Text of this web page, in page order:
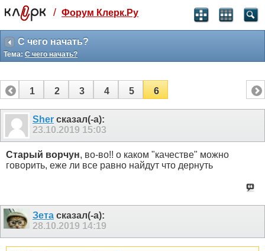
Святые угодники, Клерк без рекламы
прекрасен:)
месяц
3 месяца
259 ₽
-10%
полгода
499 ₽
-15%
Отмена Оплатить
/ Форум Клерк.Ру
С чего начать?
Тема: С чего начать?
1 2 3 4 5 6
Sher сказал(-а):
23.10.2019 15:03
Старый ворчун, во-во!! о каком "качестве" можно
говорить, еже ли все равно найдут что дернуть
Зета сказал(-а):
28.10.2019 14:19